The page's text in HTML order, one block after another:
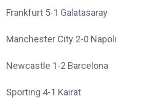
Frankfurt 5-1 Galatasaray
Manchester City 2-0 Napoli
Newcastle 1-2 Barcelona
Sporting 4-1 Kairat